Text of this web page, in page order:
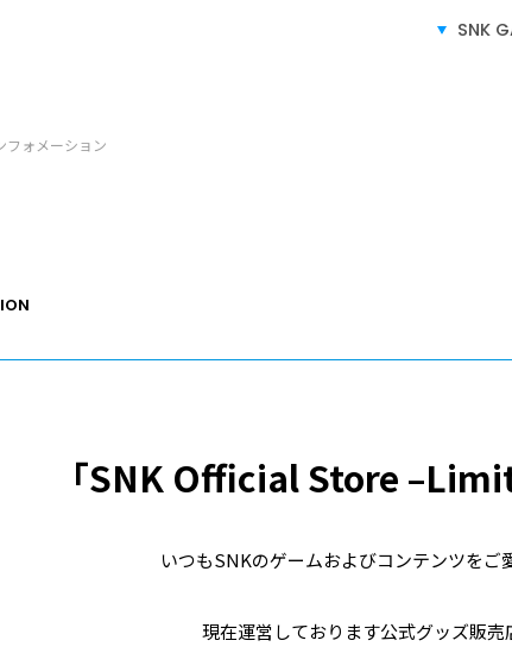
SNK
ビデオゲーム事業
フォメーション
「SNK Official Store
いつもSNKのゲームおよびコンテンツをご
現在運営しております公式グッズ販